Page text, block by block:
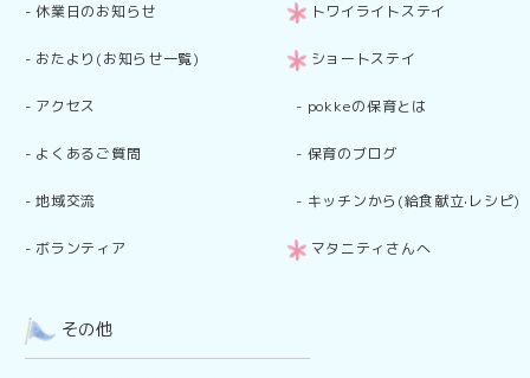
-休業日のお知らせ
- おたより(お知らせ一覧)
- アクセス
- よくあるご質問
-地域交流
- ボランティア
トワイライトステイ
ショートステイ
- pokkeの保育とは
- 保育のブログ
- キッチンから(給食献立·レシピ)
マタニティさんへ
その他